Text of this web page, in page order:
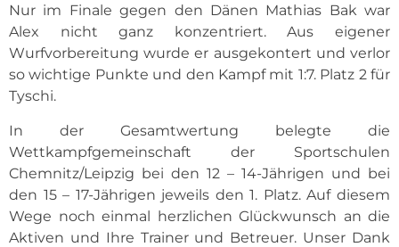
Nur im Finale gegen den Dänen Mathias Bak war
Alex nicht ganz konzentriert. Aus eigener
Wurfvorbereitung wurde er ausgekontert und verlor
so wichtige Punkte und den Kampf mit 1:7. Platz 2 für
Tyschi.
In der Gesamtwertung belegte die
Wettkampfgemeinschaft der Sportschulen
Chemnitz/Leipzig bei den 12 – 14-Jährigen und bei
den 15 – 17-Jährigen jeweils den 1. Platz. Auf diesem
Wege noch einmal herzlichen Glückwunsch an die
Aktiven und Ihre Trainer und Betreuer. Unser Dank